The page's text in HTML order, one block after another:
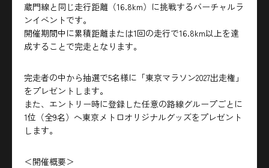
蔵門線と同じ走行距離（16.8km）に挑戦するバーチャルラ
ンイベントです。
開催期間中に累積距離または1回の走行で16.8km以上を達
成することで完走となります。
完走者の中から抽選で5名様に「東京マラソン2027出走権」
をプレゼントします。
また、エントリー時に登録した任意の路線グループごとに
1位（全9名）へ東京メトロオリジナルグッズをプレゼント
します。
＜開催概要＞